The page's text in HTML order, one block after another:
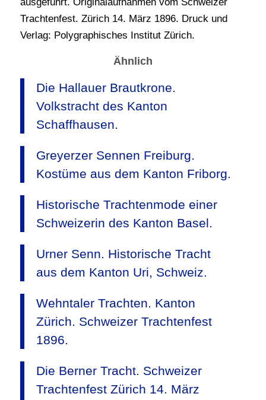
Trachtenfest. Zürich 14. März 1896. Druck und
Verlag: Polygraphisches Institut Zürich.
Ähnlich
Die Hallauer Brautkrone.
Volkstracht des Kanton
Schaffhausen.
Greyerzer Sennen Freiburg.
Kostüme aus dem Kanton Friborg.
Historische Trachtenmode einer
Schweizerin des Kanton Basel.
Urner Senn. Historische Tracht
aus dem Kanton Uri, Schweiz.
Wehntaler Trachten. Kanton
Zürich. Schweizer Trachtenfest
1896.
Die Berner Tracht. Schweizer
Trachtenfest Zürich 14. März